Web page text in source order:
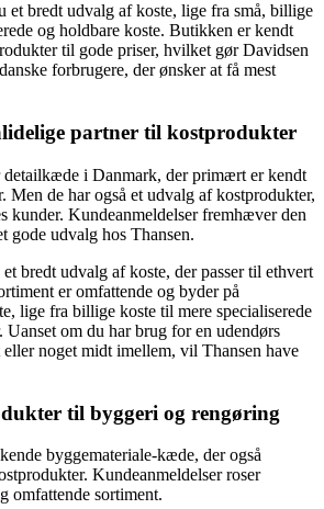
et bredt udvalg af koste, lige fra små, billige
og holdbare koste. Butikken er kendt
til gode priser, hvilket gør Davidsen
forbrugere, der ønsker at få mest
partner til kostprodukter
i Danmark, der primært er kendt
de har også et udvalg af kostprodukter,
kunder. Kundeanmeldelser fremhæver den
gode udvalg hos Thansen.
bredt udvalg af koste, der passer til ethvert
er omfattende og byder på
lige fra billige koste til mere specialiserede
Uanset om du har brug for en udendørs
noget midt imellem, vil Thansen have
til byggeri og rengøring
byggemateriale-kæde, der også
Kundeanmeldelser roser
omfattende sortiment.